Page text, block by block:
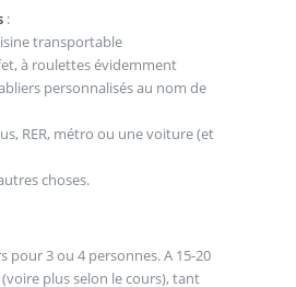
:
transportable
à roulettes évidemment
personnalisés au nom de
RER, métro ou une voiture (et
choses.
pour 3 ou 4 personnes. A 15-20
plus selon le cours), tant